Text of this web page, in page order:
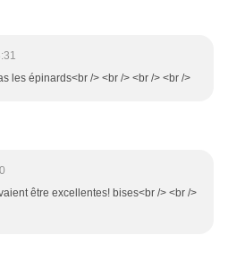
les épinards<br /> <br /> <br /> <br />
être excellentes! bises<br /> <br />